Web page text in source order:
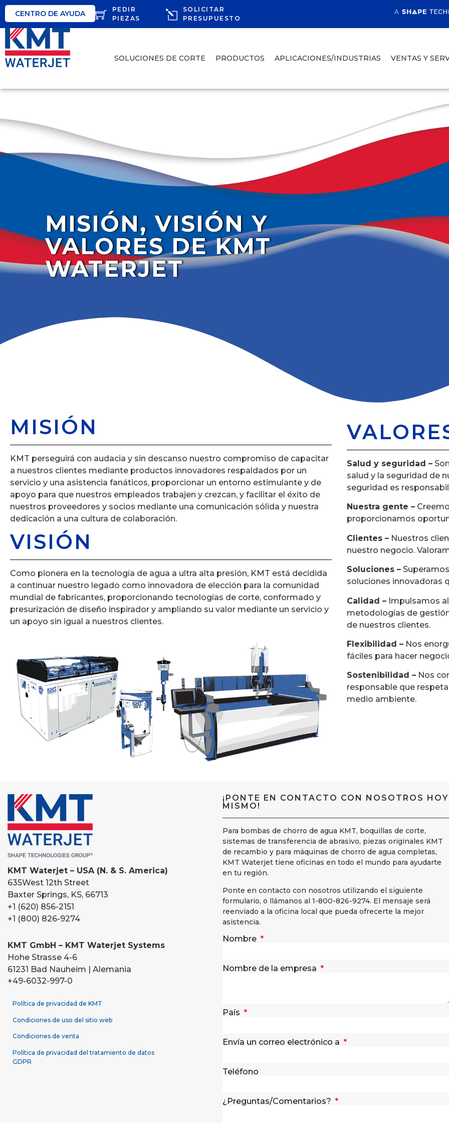
CENTRO DE AYUDA
PEDIR
PIEZAS
SOLICITAR
PRESUPUESTO
SOLUCIONES DE CORTE PRODUCTOS APLICACIONES/INDUSTRIAS VENTAS Y
MISIÓN, VISIÓN Y
VALORES DE KMT
WATERJET
MISIÓN
KMT perseguirá con audacia y sin descanso nuestro compromiso de capacitar
a nuestros clientes mediante productos innovadores respaldados por un
servicio y una asistencia fanáticos, proporcionar un entorno estimulante y de
apoyo para que nuestros empleados trabajen y crezcan, y facilitar el éxito de
nuestros proveedores y socios mediante una comunicación sólida y nuestra
dedicación a una cultura de colaboración.
VISIÓN
Como pionera en la tecnología de agua a ultra alta presión, KMT está decidida
a continuar nuestro legado como innovadora de elección para la comunidad
mundial de fabricantes, proporcionando tecnologías de corte, conformado y
presurización de diseño inspirador y ampliando su valor mediante un servicio y
un apoyo sin igual a nuestros clientes.
Salud y seguridad –
salud y la seguridad de
seguridad es
Nuestra gente –
proporcionamos
Clientes – Nuestros
nuestro negocio.
Soluciones –
soluciones innovadoras
Calidad – Impulsamos
metodologías de
de nuestros clientes.
Flexibilidad – Nos
fáciles para hacer
Sostenibilidad – Nos
responsable que
medio ambiente.
KMT Waterjet – USA (N. & S. America)
635West 12th Street
Baxter Springs, KS, 66713
+1 (620) 856-2151
+1 (800) 826-9274
KMT GmbH – KMT Waterjet Systems
Hohe Strasse 4-6
61231 Bad Nauheim | Alemania
+49-6032-997-0
Política de privacidad de KMT
Condiciones de uso del sitio web
Condiciones de venta
Política de privacidad del tratamiento de datos
GDPR
¡PONTE EN CONTACTO CON NOSOTROS HOY
MISMO!
Para bombas de chorro de agua KMT, boquillas de corte,
sistemas de transferencia de abrasivo, piezas originales KMT
de recambio y para máquinas de chorro de agua completas,
KMT Waterjet tiene oficinas en todo el mundo para ayudarte
en tu región.
Ponte en contacto con nosotros utilizando el siguiente
formulario, o llámanos al 1-800-826-9274. El mensaje será
reenviado a la oficina local que pueda ofrecerte la mejor
asistencia.
Nombre
Nombre de la empresa
País
Envía un correo electrónico a
Teléfono
¿Preguntas/Comentarios?